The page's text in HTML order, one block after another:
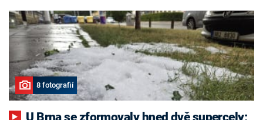
8 fotografií